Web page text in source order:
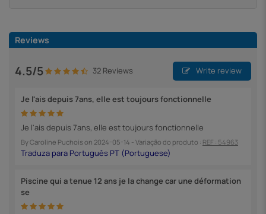
Reviews
4.5/5 32 Reviews Write review
Je l'ais depuis 7ans, elle est toujours fonctionnelle
Je l'ais depuis 7ans, elle est toujours fonctionnelle
ByCaroline Puchoison 2024-05-14 - Variação do produto : REF : 54963
Piscine qui a tenue 12 ans je la change car une déformation
se